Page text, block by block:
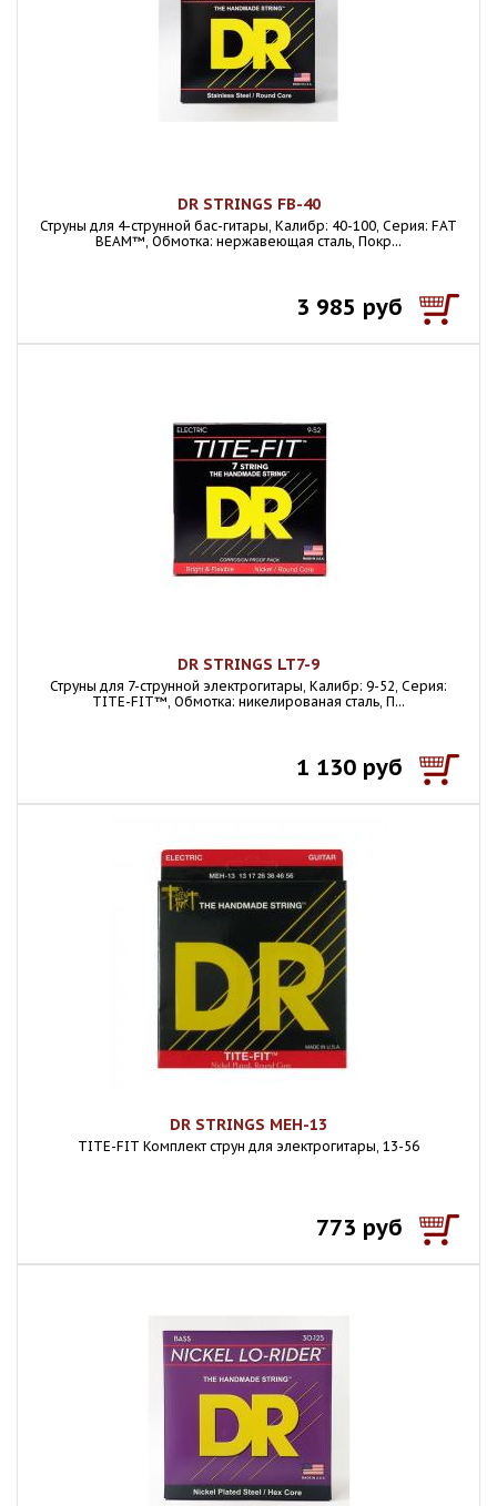
DR STRINGS FB-40
Струны для 4-струнной бас-гитары, Калибр: 40-100, Серия: FAT
BEAM™, Обмотка: нержавеющая сталь, Покр...
3 985 руб
DR STRINGS LT7-9
Струны для 7-струнной электрогитары, Калибр: 9-52, Серия:
TITE-FIT™, Обмотка: никелированая сталь, П...
1 130 руб
DR STRINGS MEH-13
TITE-FIT Комплект струн для электрогитары, 13-56
773 руб